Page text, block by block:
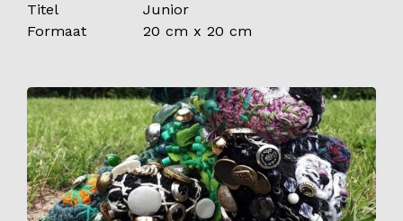
Titel
Junior
Formaat
20 cm x 20 cm